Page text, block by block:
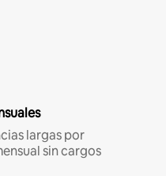
largas por
sin cargos